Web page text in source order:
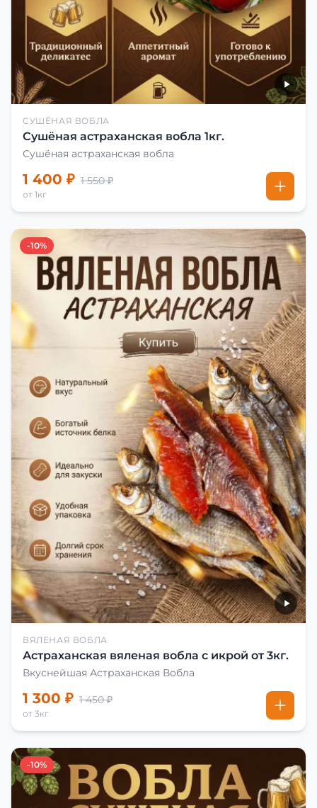
СУШЁНАЯ ВОБЛА
Сушёная астраханская вобла 1кг.
Сушёная астраханская вобла
1 400 ₽ 1 550 ₽
от 1кг
-10%
ВЯЛЕНАЯ ВОБЛА
Астраханская вяленая вобла с икрой от 3кг.
Вкуснейшая Астраханская Вобла
1 300 ₽ 1 450 ₽
от 3кг
-10%